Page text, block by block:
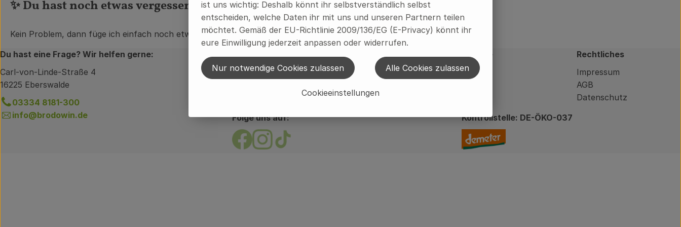
✨ Du hast noch etwas vergessen?
Kein Problem, dann füge ich einfach noch etwas dazu. Beachte hierbei deinen individuellen Bestellschluss.
Du hast eine Frage? Wir helfen gerne:
Carl-von-Linde-Straße 4
16225 Eberswalde
03334 8181-300
info@brodowin.de
Großhandel
Service & Logistik
Ökodorf Brodowin
Über uns
Service
Kontakt
Rechtliches
Impressum
AGB
Datenschutz
Folge uns auf:
Externer Link zu https://www.facebook.com/brodowin
Externer Link zu https://www.instagram.com/oekodorfbrodowin/
Externer Link zu https://www.tiktok.com/@oekodorfbrodowin
Kontrollstelle: DE-ÖKO-037
ist uns wichtig: Deshalb könnt ihr selbstverständlich selbst
entscheiden, welche Daten ihr mit uns und unseren Partnern teilen
möchtet. Gemäß der EU-Richtlinie 2009/136/EG (E-Privacy) könnt ihr
eure Einwilligung jederzeit anpassen oder widerrufen.
Cookieeinstellungen
Nur notwendige Cookies zulassen Alle Cookies zulassen